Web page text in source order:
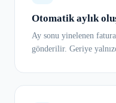
Otomatik aylık
Ay sonu yinelenen
gönderilir. Geriye